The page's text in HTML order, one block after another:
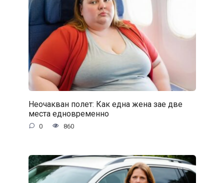
Неочакван полет: Как една жена зае две
места едновременно
0 860